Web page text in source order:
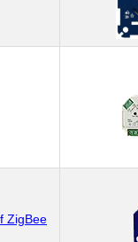
ZigBee